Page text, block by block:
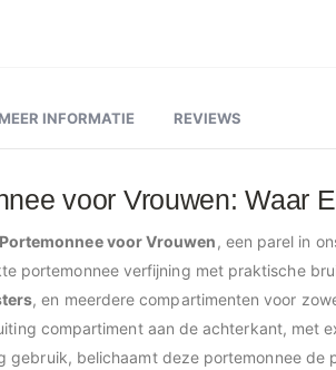
voor Vrouwen: Waar
voor Vrouwen, een parel in
portemonnee verfijning met praktische
, en meerdere compartimenten voor
compartiment aan de achterkant, met
gebruik, belichaamt deze portemonnee
MEER INFORMATIE REVIEWS